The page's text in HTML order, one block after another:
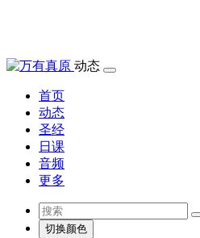
动态
首页
动态
圣经
日课
音频
更多
切换颜色